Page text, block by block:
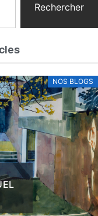
Rechercher
NOS BLOGS